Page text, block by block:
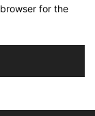
for the